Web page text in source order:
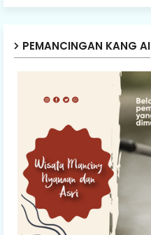
PEMANCINGAN KANG AI